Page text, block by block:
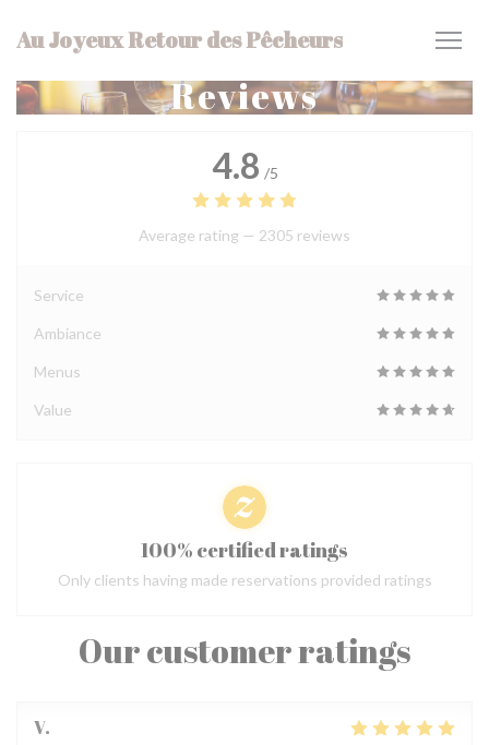
Au Joyeux Retour des Pêcheurs
Reviews
Our customer ratings
V
4.8 /5
Average rating — 2305 reviews
Service
Ambiance
Menus
Value
100% certified ratings
Only clients having made reservations provided ratings